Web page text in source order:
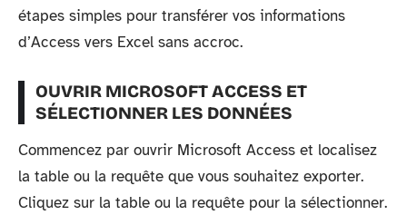
étapes simples pour transférer vos informations
d’Access vers Excel sans accroc.
OUVRIR MICROSOFT ACCESS ET
SÉLECTIONNER LES DONNÉES
Commencez par ouvrir Microsoft Access et localisez
la table ou la requête que vous souhaitez exporter.
Cliquez sur la table ou la requête pour la sélectionner.